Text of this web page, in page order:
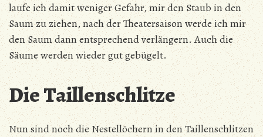
laufe ich damit weniger Gefahr, mir den Staub in den
Saum zu ziehen, nach der Theatersaison werde ich mir
den Saum dann entsprechend verlängern. Auch die
Säume werden wieder gut gebügelt.
Die Taillenschlitze
Nun sind noch die Nestellöchern in den Taillenschlitzen